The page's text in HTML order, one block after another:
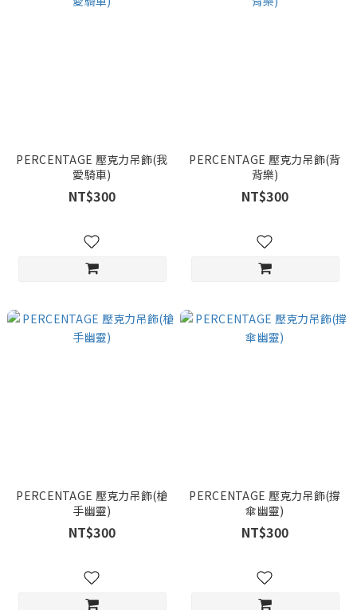
PERCENTAGE 壓克力吊飾(我
愛騎車)
NT$300
PERCENTAGE 壓克力吊飾(背
背樂)
NT$300
PERCENTAGE 壓克力吊飾(槍
手幽靈)
NT$300
PERCENTAGE 壓克力吊飾(撐
傘幽靈)
NT$300